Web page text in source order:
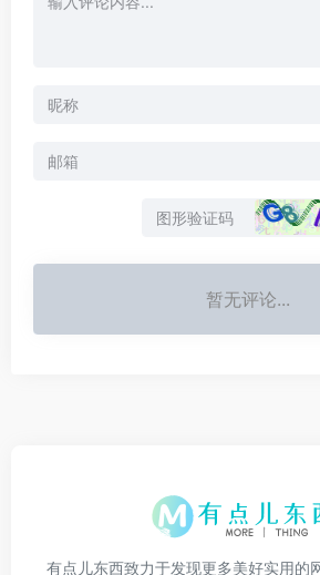
暂无评论...
有点儿东西致力于发现更多美好实用的